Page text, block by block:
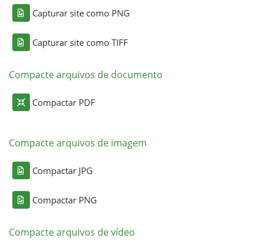
Capturar site como PNG
Capturar site como TIFF
Compacte arquivos de documento
Compactar PDF
Compacte arquivos de imagem
Compactar JPG
Compactar PNG
Compacte arquivos de vídeo